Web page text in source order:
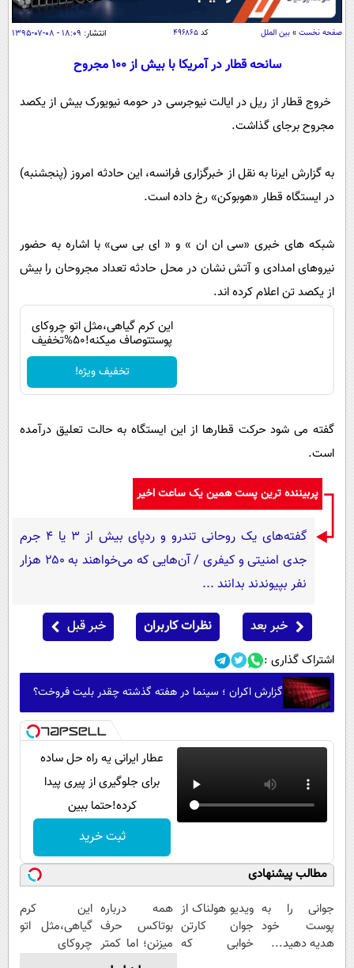
اقتصاد
اقتصادی
جامعه
یک برش دانایی
محیط زیست
بین الملل
علم و دانش
فناوری و It
اخبار کریپتو
قرآن
سرگرمی
باشگاه مغز
مجله تصویری سلاح
فیلم
اقتصاد
ورزش
سیاست
سرگرمی
فناوری
محیط زیست
سلامت
فرهنگی
بین الملل
حیات وحش
عصر ایران 2
داستان کوتاه
پیامک
روانشناسی
آموزش زبان
صفحه نخست » بین الملل کد ۴۹۶۸۶۵ انتشار: ۱۸:۰۹ - ۰۸-۰۷-۱۳۹۵
سانحه قطار در آمریکا با بیش از 100 مجروح
خروج قطار از ریل در ایالت نیوجرسی در حومه نیویورک بیش از یکصد
مجروح برجای گذاشت.
به گزارش ایرنا به نقل از خبرگزاری فرانسه، این حادثه امروز (پنجشنبه)
در ایستگاه قطار «هوبوکن» رخ داده است.
شبکه های خبری «سی ان ان » و « ای بی سی» با اشاره به حضور
نیروهای امدادی و آتش نشان در محل حادثه تعداد مجروحان را بیش
از یکصد تن اعلام کرده اند.
این کرم گیاهی،مثل اتو چروکای
پوستتوصاف میکنه!50%تخفیف
تخفیف ویژه!
گفته می شود حرکت قطارها از این ایستگاه به حالت تعلیق درآمده
است.
پربیننده ترین پست همین یک ساعت اخیر
گفته‌های یک روحانی تندرو و ردپای بیش از ۳ یا ۴ جرم
جدی امنیتی و کیفری / آن‌هایی که می‌خواهند به ۲۵۰ هزار
نفر بپیوندند بدانند ...
خبر بعد نظرات کاربران خبر قبل
اشتراک گذاری :
گزارش اکران ؛ سینما در هفته گذشته چقدر بلیت فروخت؟
عطار ایرانی یه راه حل ساده
برای جلوگیری از پیری پیدا
کرده!حتما ببین
ثبت خرید
مطالب پیشنهادی
جوانی را به
پوست خود
هدیه دهید...
ویدیو هولناک از
جوان کارتن
خوابی که
همه درباره
بوتاکس حرف
میزنن؛ اما کمتر
کسی این راه رو
این کرم
گیاهی،مثل اتو
چروکای